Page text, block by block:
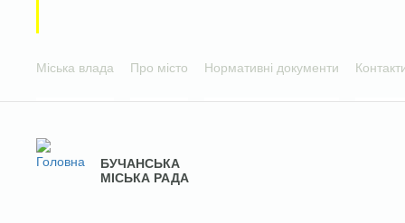
Міська влада Про місто Нормативні документи
БУЧАНСЬКА
МІСЬКА РАДА